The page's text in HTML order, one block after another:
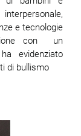
e tecnologie
con un
evidenziato
di bullismo